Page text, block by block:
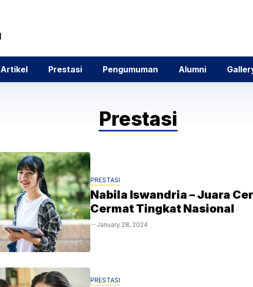
Artikel Prestasi Pengumuman Alumni
Prestasi
PRESTASI
Nabila Iswandria – Juara
Cermat Tingkat Nasional
January 28, 2024
PRESTASI